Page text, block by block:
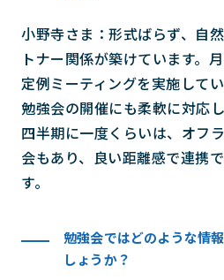
小野寺さま：形式ばらず、自
トナー関係が築けています。
定例ミーティングを実施して
勉強会の開催にも柔軟に対応
四半期に一度くらいは、オフ
会もあり、良い距離感で連携
す。
勉強会ではどのような情
しょうか？